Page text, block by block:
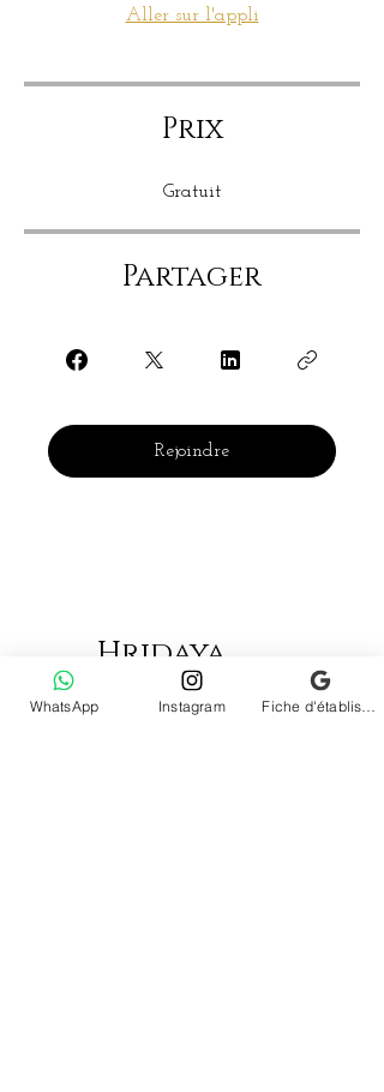
Aller sur l'appli
Prix
Gratuit
Partager
Rejoindre
Hridaya
WhatsApp Instagram